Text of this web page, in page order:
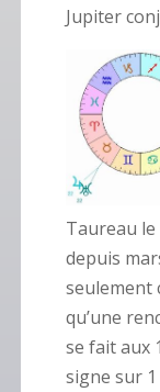
Jupiter
Taureau le
depuis
seulement
qu’une
se fait aux
signe sur